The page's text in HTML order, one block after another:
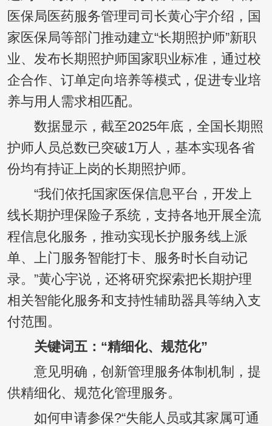
医保局医药服务管理司司长黄心宇介绍，国
家医保局等部门推动建立“长期照护师”新职
业、发布长期照护师国家职业标准，通过校
企合作、订单定向培养等模式，促进专业培
养与用人需求相匹配。
数据显示，截至2025年底，全国长期照
护师人员总数已突破1万人，基本实现各省
份均有持证上岗的长期照护师。
“我们依托国家医保信息平台，开发上
线长期护理保险子系统，支持各地开展全流
程信息化服务，推动实现长护服务线上派
单、上门服务智能打卡、服务时长自动记
录。”黄心宇说，还将研究探索把长期护理
相关智能化服务和支持性辅助器具等纳入支
付范围。
关键词五：“精细化、规范化”
意见明确，创新管理服务体制机制，提
供精细化、规范化管理服务。
如何申请参保?“失能人员或其家属可通